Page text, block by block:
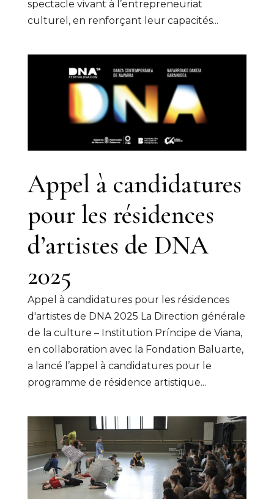
spectacle vivant à l’entrepreneuriat
culturel, en renforçant leur capacités...
Appel à candidatures
pour les résidences
d’artistes de DNA
2025
Appel à candidatures pour les résidences
d'artistes de DNA 2025 La Direction générale
de la culture – Institution Príncipe de Viana,
en collaboration avec la Fondation Baluarte,
a lancé l’appel à candidatures pour le
programme de résidence artistique...